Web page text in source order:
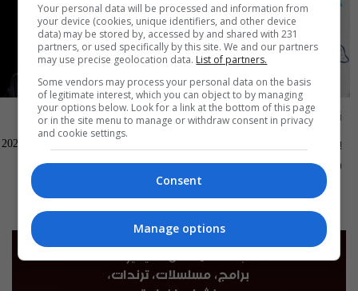
ناس وناس
الحلقة ٩٦ | الموسم 9
04:00 | 2026-08-09
العراق في دقيقة
العراق في دقيقة 08-08-2026 | 2026
13:00 | 2026-08-08
Your personal data will be processed and information from
your device (cookies, unique identifiers, and other device
data) may be stored by, accessed by and shared with 231
partners, or used specifically by this site. We and our partners
may use precise geolocation data. List of partners.
Some vendors may process your personal data on the basis
of legitimate interest, which you can object to by managing
your options below. Look for a link at the bottom of this page
or in the site menu to manage or withdraw consent in privacy
and cookie settings.
Consent
Manage options